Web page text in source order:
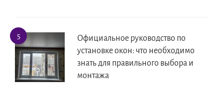
Официальное руководство по
установке окон: что необходимо
знать для правильного выбора и
монтажа